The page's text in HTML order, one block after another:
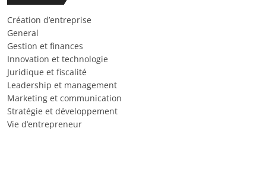
Création d’entreprise
General
Gestion et finances
Innovation et technologie
Juridique et fiscalité
Leadership et management
Marketing et communication
Stratégie et développement
Vie d’entrepreneur